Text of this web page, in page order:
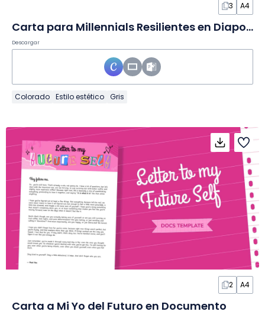
3 A4
Carta para Millennials Resilientes en Diapositivas
Descargar
Colorado Estilo estético Gris
2 A4
Carta a Mi Yo del Futuro en Documento